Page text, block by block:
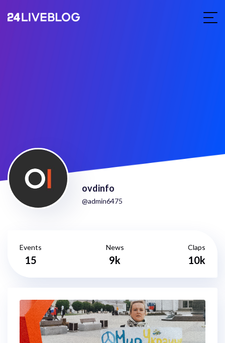
ovdinfo
@admin6475
Events
15
News
9k
Claps
10k